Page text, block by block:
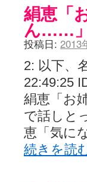
絹恵「
ん……
投稿日: 2013
2: 以下、
22:49:25
絹恵「お
で話しと
恵「気に
続きを読